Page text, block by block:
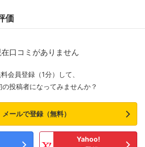
価
口コミがありません
会員登録（1分）して、
の投稿者になってみませんか？
メールで登録（無料）
Yahoo!